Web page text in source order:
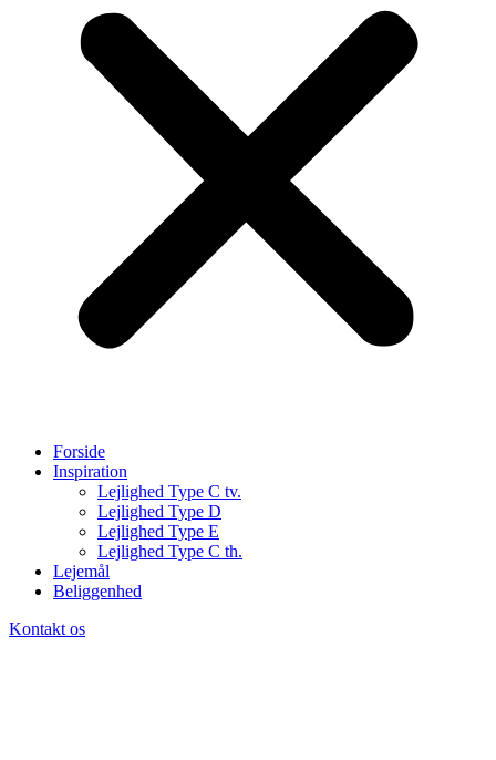
Forside
Inspiration
Lejlighed Type C tv.
Lejlighed Type D
Lejlighed Type E
Lejlighed Type C th.
Lejemål
Beliggenhed
Kontakt os